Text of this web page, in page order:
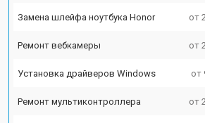
Замена шлейфа ноутбука Honor от
Ремонт вебкамеры от
Установка драйверов Windows от
Ремонт мультиконтроллера от